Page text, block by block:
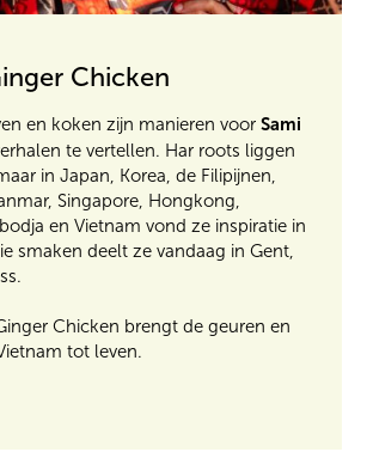
Chicken
en koken zijn manieren voor Sami
te vertellen. Har roots liggen
in Japan, Korea, de Filipijnen,
Singapore, Hongkong,
en Vietnam vond ze inspiratie in
smaken deelt ze vandaag in Gent,
Chicken brengt de geuren en
tot leven.